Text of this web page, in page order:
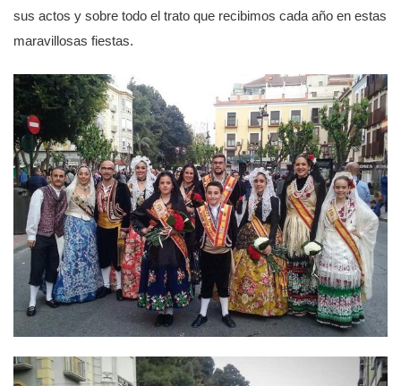
sus actos y sobre todo el trato que recibimos cada año en estas
maravillosas fiestas.